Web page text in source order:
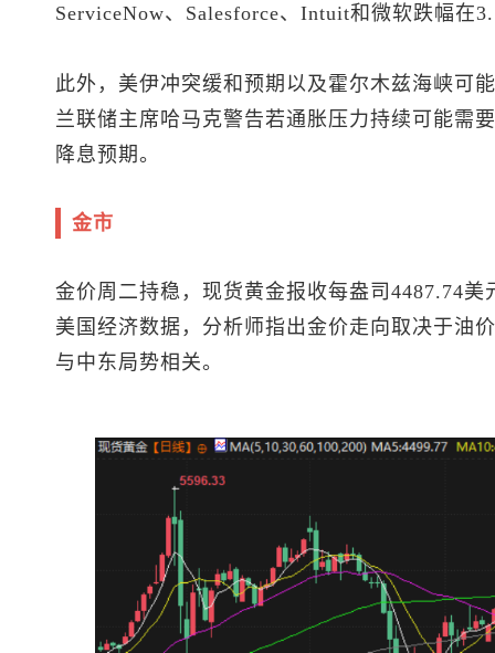
ServiceNow、Salesforce、Intuit和微软跌幅在
此外，美伊冲突缓和预期以及霍尔木兹海峡可
兰联储主席哈马克警告若通胀压力持续可能需
降息预期。
金市
金价周二持稳， 现货黄金报收每盎司4487.74
美国经济数据，分析师指出金价走向取决于油
与中东局势相关。